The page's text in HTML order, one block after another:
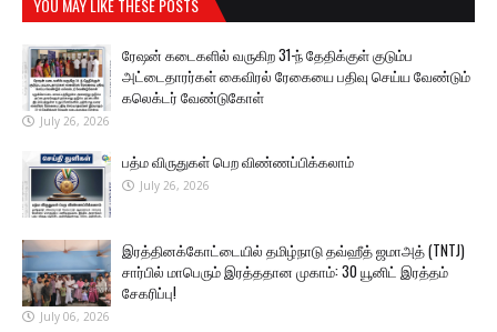
YOU MAY LIKE THESE POSTS
ரேஷன் கடைகளில் வருகிற 31-ந் தேதிக்குள் குடும்ப
அட்டைதாரர்கள் கைவிரல் ரேகையை பதிவு செய்ய வேண்டும்
கலெக்டர் வேண்டுகோள்
July 26, 2026
பத்ம விருதுகள் பெற விண்ணப்பிக்கலாம்
July 26, 2026
இரத்தினக்கோட்டையில் தமிழ்நாடு தவ்ஹீத் ஜமாஅத் (TNTJ)
சார்பில் மாபெரும் இரத்ததான முகாம்: 30 யூனிட் இரத்தம்
சேகரிப்பு!
July 06, 2026